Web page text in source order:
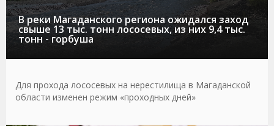
В реки Магаданского региона ожидался заход
свыше 13 тыс. тонн лососевых, из них 9,4 тыс.
тонн - горбуша
Для прохода лососевых на нерестилища в Магаданской
области изменен режим «проходных дней»